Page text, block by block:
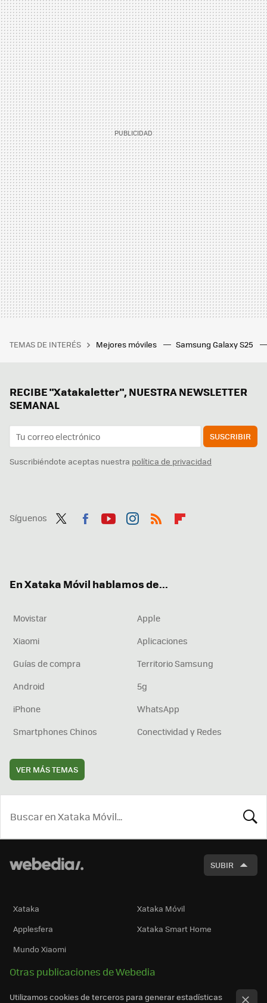
TEMAS DE INTERÉS Mejores móviles Samsung Galaxy S25
RECIBE "Xatakaletter", NUESTRA NEWSLETTER
SEMANAL
SUSCRIBIR
Suscribiéndote aceptas nuestra política de privacidad
Síguenos
En Xataka Móvil hablamos de...
Movistar
Apple
Xiaomi
Aplicaciones
Guías de compra
Territorio Samsung
Android
5g
iPhone
WhatsApp
Smartphones Chinos
Conectividad y Redes
VER MÁS TEMAS
SUBIR
Xataka
Xataka Móvil
Applesfera
Xataka Smart Home
Mundo Xiaomi
Otras publicaciones de Webedia
Utilizamos cookies de terceros para generar estadísticas